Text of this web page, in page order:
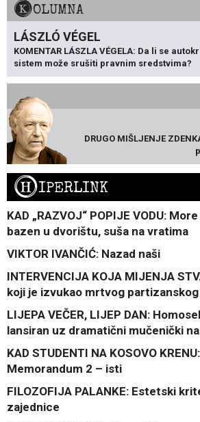
KOLUMNA
LÁSZLÓ VÉGEL
KOMENTAR LÁSZLA VÉGELA: Da li se
sistem može srušiti pravnim sredstvima?
DRUGO MIŠLJENJE
HIPERLINK
KAD „RAZVOJ“ POPIJE VODU:
bazen u dvorištu, suša na vratima
VIKTOR IVANČIĆ: Nazad naši
INTERVENCIJA KOJA MIJENJA
koji je izvukao mrtvog
LIJEPA VEČER, LIJEP DAN:
lansiran uz dramatični mučenički
KAD STUDENTI NA KOSOVO
Memorandum 2 – isti
FILOZOFIJA PALANKE: Estetski
zajednice